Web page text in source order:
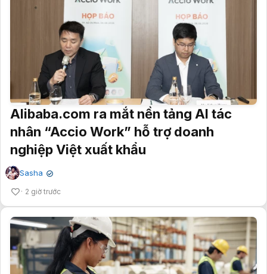
Alibaba.com ra mắt nền tảng AI tác
nhân “Accio Work” hỗ trợ doanh
nghiệp Việt xuất khẩu
Sasha ✔
2 giờ trước